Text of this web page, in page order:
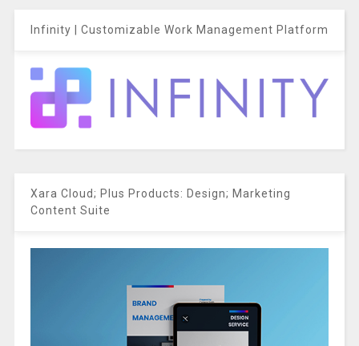
Infinity | Customizable Work Management Platform
Xara Cloud; Plus Products: Design; Marketing
Content Suite